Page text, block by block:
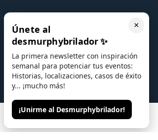
×
Únete al
desmurphybrilador✨
La primera newsletter con inspiración
semanal para potenciar tus eventos:
Historias, localizaciones, casos de éxito
y... ¡mucho más!
¡Unirme al Desmurphybrilador!